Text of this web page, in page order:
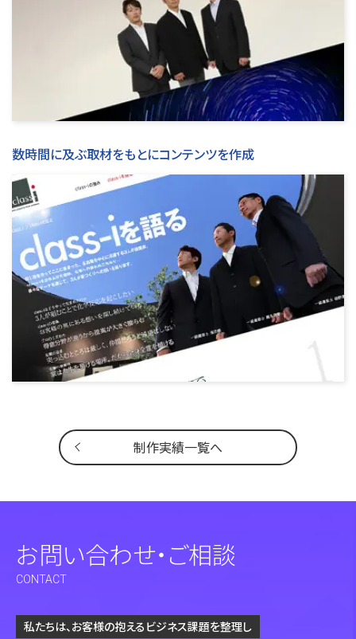
数時間に及ぶ取材をもとにコンテンツを作成
制作実績一覧へ
お問い合わせ・ご相談
CONTACT
私たちは、お客様の抱えるビジネス課題を整理し